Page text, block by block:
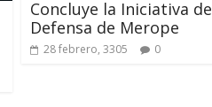
Concluye la Iniciativa de
Defensa de Merope
28 febrero, 3305 0